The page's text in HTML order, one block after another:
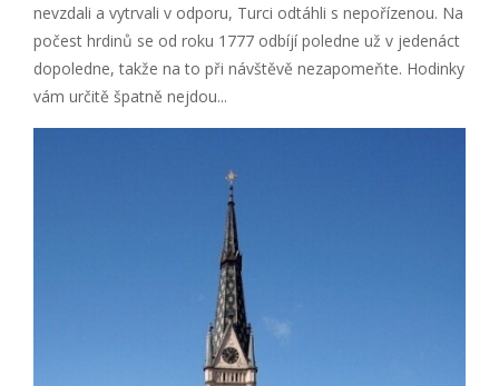
nevzdali a vytrvali v odporu, Turci odtáhli s nepořízenou. Na
počest hrdinů se od roku 1777 odbíjí poledne už v jedenáct
dopoledne, takže na to při návštěvě nezapomeňte. Hodinky
vám určitě špatně nejdou...